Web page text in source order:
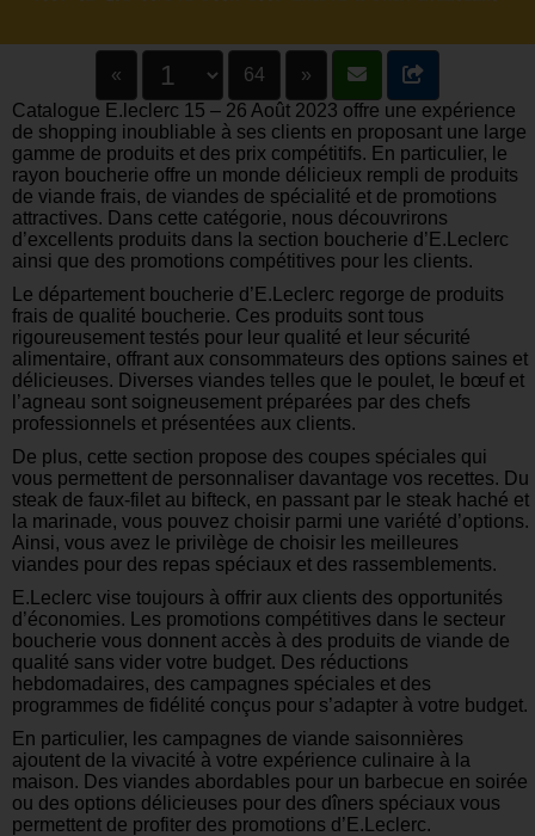
« 64
»
Catalogue E.leclerc 15 – 26 Août 2023 offre une expérience
de shopping inoubliable à ses clients en proposant une large
gamme de produits et des prix compétitifs. En particulier, le
rayon boucherie offre un monde délicieux rempli de produits
de viande frais, de viandes de spécialité et de promotions
attractives. Dans cette catégorie, nous découvrirons
d’excellents produits dans la section boucherie d’E.Leclerc
ainsi que des promotions compétitives pour les clients.
Le département boucherie d’E.Leclerc regorge de produits
frais de qualité boucherie. Ces produits sont tous
rigoureusement testés pour leur qualité et leur sécurité
alimentaire, offrant aux consommateurs des options saines et
délicieuses. Diverses viandes telles que le poulet, le bœuf et
l’agneau sont soigneusement préparées par des chefs
professionnels et présentées aux clients.
De plus, cette section propose des coupes spéciales qui
vous permettent de personnaliser davantage vos recettes. Du
steak de faux-filet au bifteck, en passant par le steak haché et
la marinade, vous pouvez choisir parmi une variété d’options.
Ainsi, vous avez le privilège de choisir les meilleures
viandes pour des repas spéciaux et des rassemblements.
E.Leclerc vise toujours à offrir aux clients des opportunités
d’économies. Les promotions compétitives dans le secteur
boucherie vous donnent accès à des produits de viande de
qualité sans vider votre budget. Des réductions
hebdomadaires, des campagnes spéciales et des
programmes de fidélité conçus pour s’adapter à votre budget.
En particulier, les campagnes de viande saisonnières
ajoutent de la vivacité à votre expérience culinaire à la
maison. Des viandes abordables pour un barbecue en soirée
ou des options délicieuses pour des dîners spéciaux vous
permettent de profiter des promotions d’E.Leclerc.